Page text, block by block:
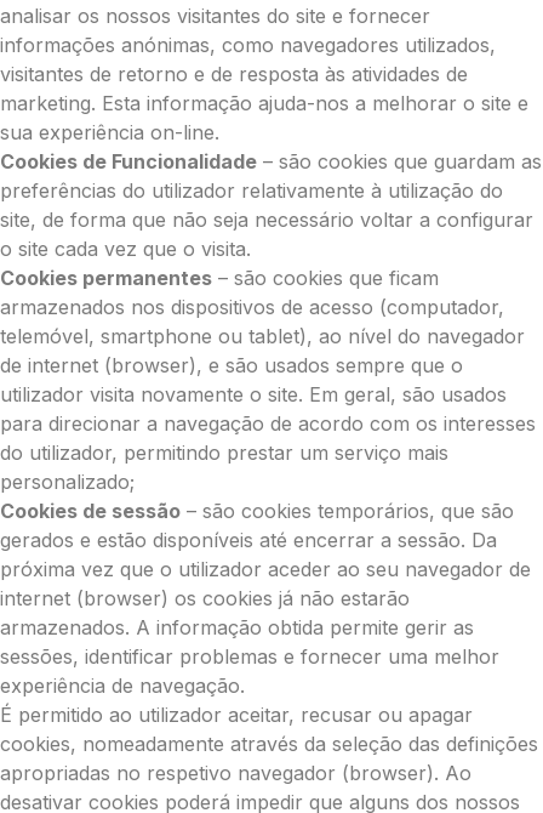
analisar os nossos visitantes do site e fornecer
informações anónimas, como navegadores utilizados,
visitantes de retorno e de resposta às atividades de
marketing. Esta informação ajuda-nos a melhorar o site e
sua experiência on-line.
Cookies de Funcionalidade – são cookies que guardam as
preferências do utilizador relativamente à utilização do
site, de forma que não seja necessário voltar a configurar
o site cada vez que o visita.
Cookies permanentes – são cookies que ficam
armazenados nos dispositivos de acesso (computador,
telemóvel, smartphone ou tablet), ao nível do navegador
de internet (browser), e são usados sempre que o
utilizador visita novamente o site. Em geral, são usados
para direcionar a navegação de acordo com os interesses
do utilizador, permitindo prestar um serviço mais
personalizado;
Cookies de sessão – são cookies temporários, que são
gerados e estão disponíveis até encerrar a sessão. Da
próxima vez que o utilizador aceder ao seu navegador de
internet (browser) os cookies já não estarão
armazenados. A informação obtida permite gerir as
sessões, identificar problemas e fornecer uma melhor
experiência de navegação.
É permitido ao utilizador aceitar, recusar ou apagar
cookies, nomeadamente através da seleção das definições
apropriadas no respetivo navegador (browser). Ao
desativar cookies poderá impedir que alguns dos nossos